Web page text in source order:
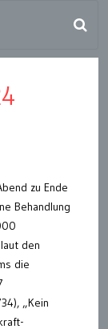
zu Ende
Behandlung
den
die
„Kein